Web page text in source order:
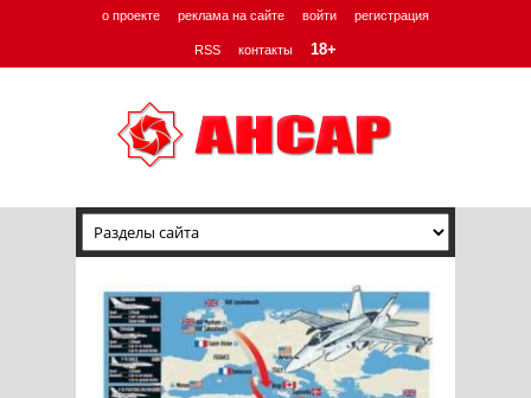
о проекте реклама на сайте войти регистрация
RSS контакты 18+